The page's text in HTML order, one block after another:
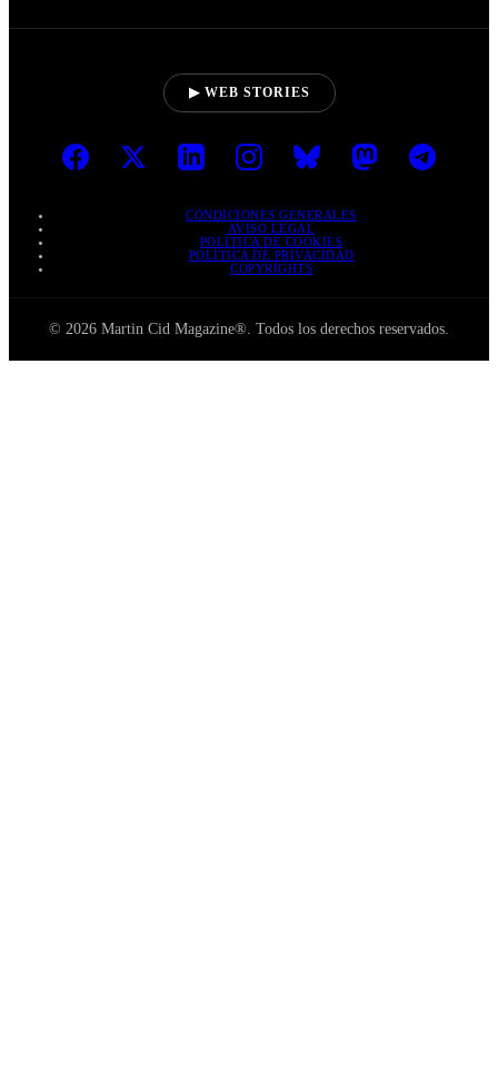
▶ WEB STORIES
CONDICIONES GENERALES
AVISO LEGAL
POLÍTICA DE COOKIES
POLÍTICA DE PRIVACIDAD
COPYRIGHTS
© 2026 Martin Cid Magazine®. Todos los derechos reservados.